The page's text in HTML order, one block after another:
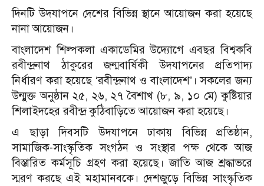
দিনটি উদযাপনে দেশের বিভিন্ন স্থানে আয়োজন করা হয়েছে
নানা আয়োজন।
বাংলাদেশ শিল্পকলা একাডেমির উদ্যোগে এবছর বিশ্বকবি
রবীন্দ্রনাথ ঠাকুরের জন্মবার্ষিকী উদযাপনের প্রতিপাদ্য
নির্ধারণ করা হয়েছে ‘রবীন্দ্রনাথ ও বাংলাদেশ’। সকলের জন্য
উন্মুক্ত অনুষ্ঠান ২৫, ২৬, ২৭ বৈশাখ (৮, ৯, ১০ মে) কুষ্টিয়ার
শিলাইদহের রবীন্দ্র কুঠিবাড়িতে আয়োজন করা হয়েছে।
এ ছাড়া দিবসটি উদযাপনে ঢাকায় বিভিন্ন প্রতিষ্ঠান,
সামাজিক-সাংস্কৃতিক সংগঠন ও সংস্থার পক্ষ থেকে আজ
বিস্তারিত কর্মসূচি গ্রহণ করা হয়েছে। জাতি আজ শ্রদ্ধাভরে
স্মরণ করছে এই মহামানবকে। দেশজুড়ে বিভিন্ন সাংস্কৃতিক